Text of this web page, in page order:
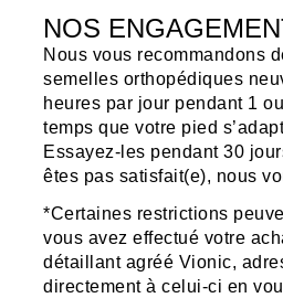
NOS
Nous vous recommandons
semelles orthopédiques
heures par jour pendant 1
temps que votre pied
Essayez-les pendant 30
êtes pas satisfait(e), nous
*Certaines restrictions
vous avez effectué votre
détaillant agréé Vionic,
directement à celui-ci en